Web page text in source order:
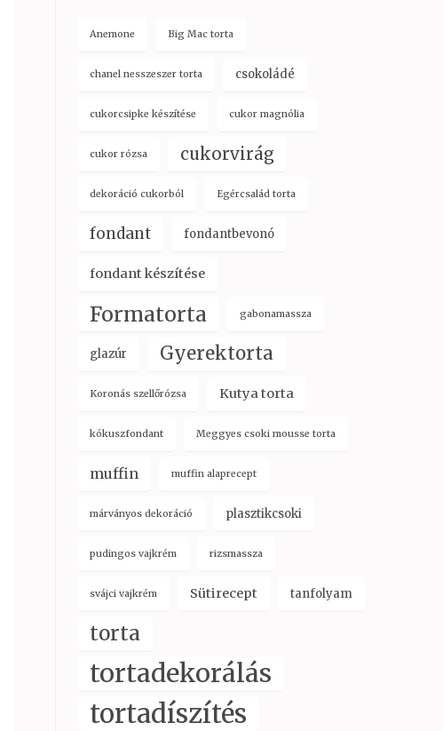
Anemone Big Mac torta
chanel nesszeszer torta csokoládé
cukorcsipke készítése cukor magnólia
cukor rózsa cukorvirág
dekoráció cukorból Egércsalád torta
fondant fondantbevonó
fondant készítése
Formatorta gabonamassza
glazúr Gyerektorta
Koronás szellőrózsa Kutya torta
kókuszfondant Meggyes csoki mousse torta
muffin muffin alaprecept
márványos dekoráció plasztikcsoki
pudingos vajkrém rizsmassza
svájci vajkrém Sütirecept tanfolyam
torta
tortadekorálás
tortadíszítés